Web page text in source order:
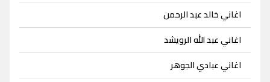
اغاني خالد عبد الرحمن
اغاني عبد الله الرويشد
اغاني عبادي الجوهر